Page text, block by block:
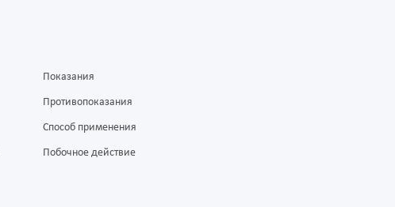
Показания
Противопоказания
Способ применения
Побочное действие